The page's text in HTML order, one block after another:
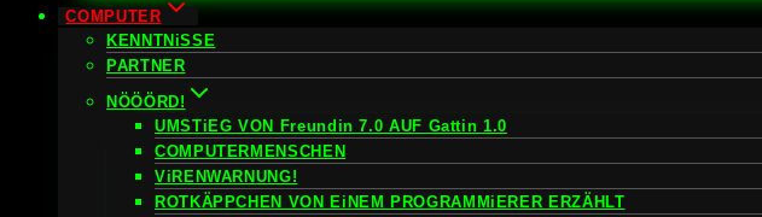
COMPUTER
KENNTNiSSE
PARTNER
NÖÖÖRD!
UMSTiEG VON Freundin 7.0 AUF Gattin 1.0
COMPUTERMENSCHEN
ViRENWARNUNG!
ROTKÄPPCHEN VON EiNEM PROGRAMMiERER ERZÄHLT